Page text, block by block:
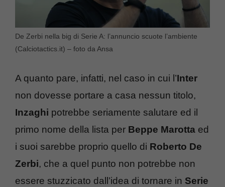
De Zerbi nella big di Serie A: l’annuncio scuote l’ambiente
(Calciotactics.it) – foto da Ansa
A quanto pare, infatti, nel caso in cui l’Inter
non dovesse portare a casa nessun titolo,
Inzaghi potrebbe seriamente salutare ed il
primo nome della lista per Beppe Marotta ed
i suoi sarebbe proprio quello di Roberto De
Zerbi, che a quel punto non potrebbe non
essere stuzzicato dall’idea di tornare in Serie